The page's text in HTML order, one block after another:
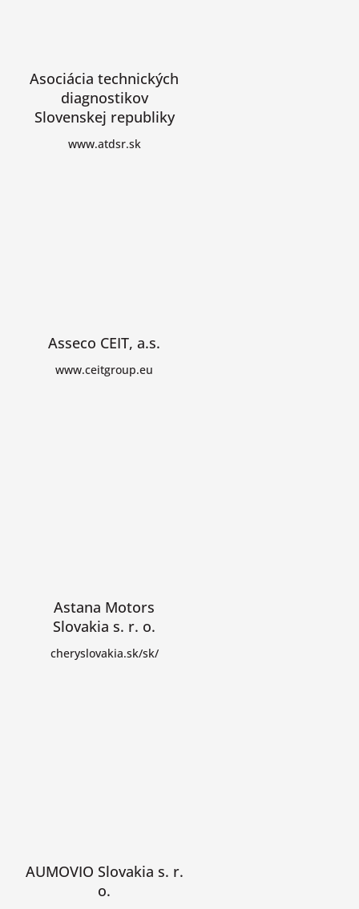
Asociácia technických
diagnostikov
Slovenskej republiky
www.atdsr.sk
Asseco CEIT, a.s.
www.ceitgroup.eu
Astana Motors
Slovakia s. r. o.
cheryslovakia.sk/sk/
AUMOVIO Slovakia s. r.
o.